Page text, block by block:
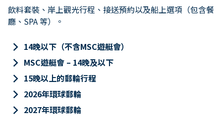
飲料套裝、岸上觀光行程、接送預約以及船上選項（包含餐
廳、SPA 等）。
keyboard_arrow_right 14晚以下（不含MSC遊艇會）
keyboard_arrow_right MSC遊艇會 – 14晚及以下
keyboard_arrow_right 15晚以上的郵輪行程
keyboard_arrow_right 2026年環球郵輪
keyboard_arrow_right 2027年環球郵輪